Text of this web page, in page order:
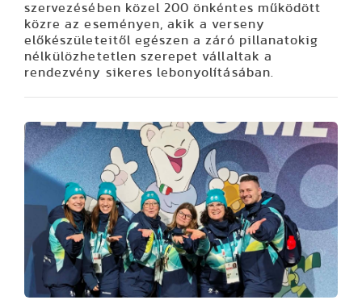
szervezésében közel 200 önkéntes működött
közre az eseményen, akik a verseny
előkészületeitől egészen a záró pillanatokig
nélkülözhetetlen szerepet vállaltak a
rendezvény sikeres lebonyolításában.